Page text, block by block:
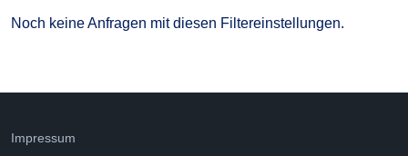
Noch keine Anfragen mit diesen Filtereinstellungen.
Impressum